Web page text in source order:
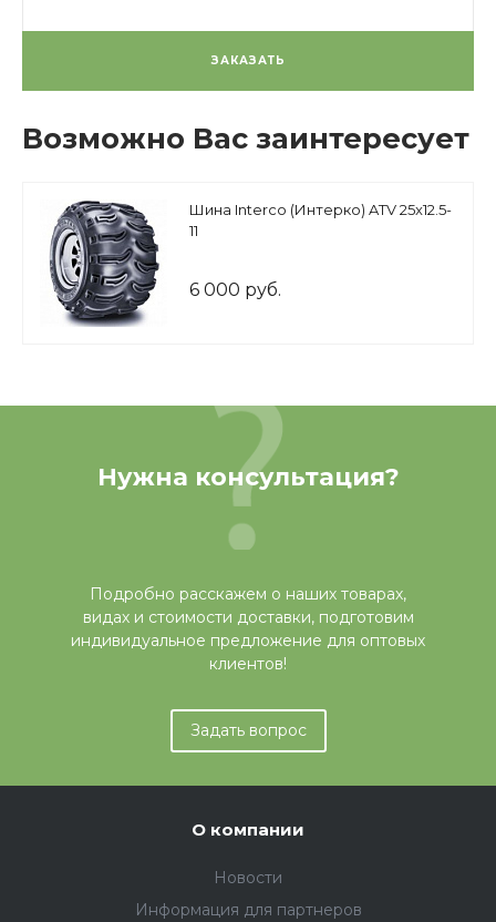
ЗАКАЗАТЬ
Возможно Вас заинтересует
Шина Interco (Интерко) ATV 25x12.5-
11
6 000 руб.
Нужна консультация?
Подробно расскажем о наших товарах,
видах и стоимости доставки, подготовим
индивидуальное предложение для оптовых
клиентов!
Задать вопрос
О компании
Новости
Информация для партнеров